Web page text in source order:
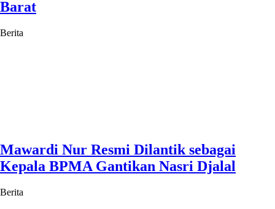
Barat
Berita
Mawardi Nur Resmi Dilantik sebagai
Kepala BPMA Gantikan Nasri Djalal
Berita